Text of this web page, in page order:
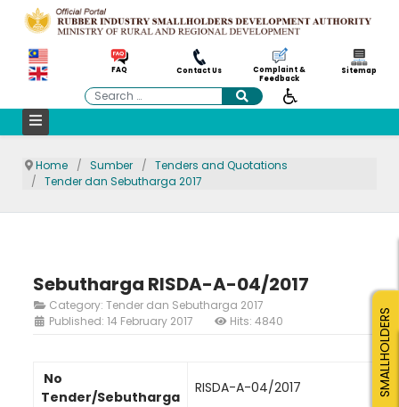
FAQ Contact Us
Complaint &
Feedback
Sitemap
Search
Home Sumber
Tenders and Quotations
Tender dan Sebutharga 2017
Sebutharga RISDA-A-04/2017
Category: Tender dan Sebutharga 2017
Published: 14 February 2017
Hits: 4840
No
Tender/Sebutharga
RISDA-A-04/2017 SMALLHOLDERS